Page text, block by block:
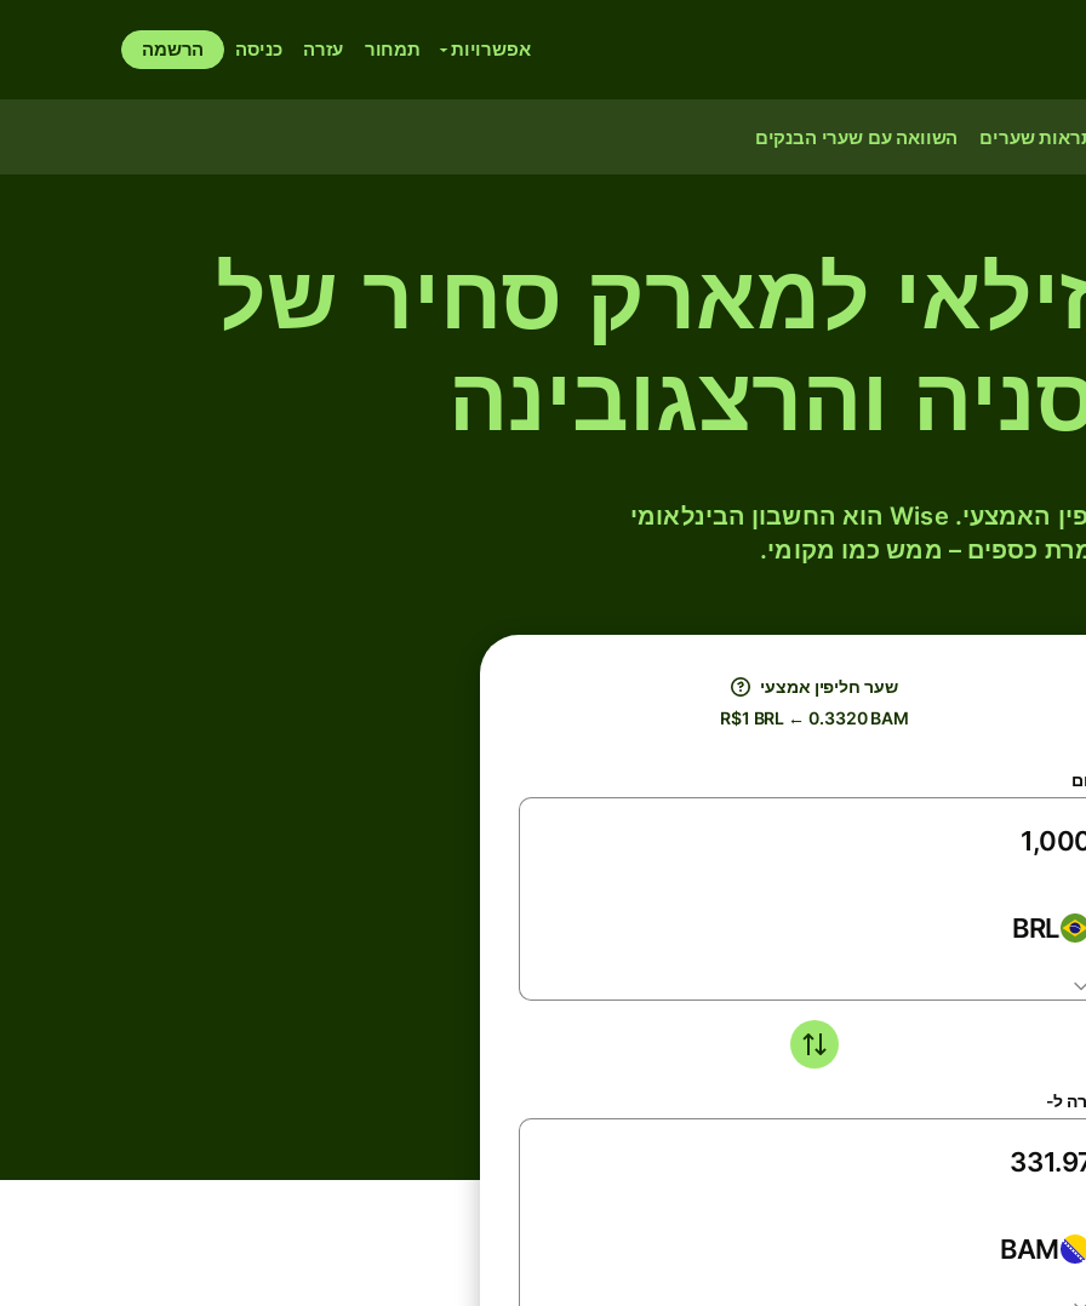
אפשרויות תמחור עזרה כניסה הרשמה
שערים השוואה עם שערי הבנקים
למארק סחיר של
והרצגובינה
המירו BRL ל- BAM לפי שער החליפין האמצעי. Wise הוא החשבון הבינלאומי
כספים – ממש כמו מקומי.
שער חליפין אמצעי
R$1 BRL ← 0.3320 BAM
BRL
ל-
BAM